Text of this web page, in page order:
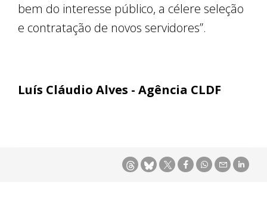
bem do interesse público, a célere seleção
e contratação de novos servidores”.
Luís Cláudio Alves - Agência CLDF